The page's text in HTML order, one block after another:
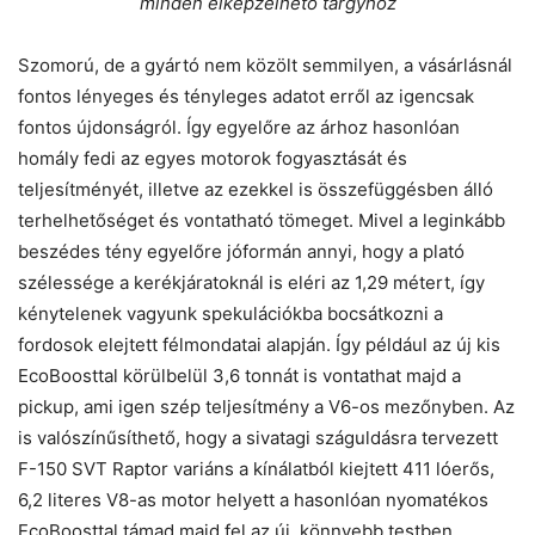
Szomorú, de a gyártó nem közölt semmilyen, a vásárlásnál
fontos lényeges és tényleges adatot erről az igencsak
fontos újdonságról. Így egyelőre az árhoz hasonlóan
homály fedi az egyes motorok fogyasztását és
teljesítményét, illetve az ezekkel is összefüggésben álló
terhelhetőséget és vontatható tömeget. Mivel a leginkább
beszédes tény egyelőre jóformán annyi, hogy a plató
szélessége a kerékjáratoknál is eléri az 1,29 métert, így
kénytelenek vagyunk spekulációkba bocsátkozni a
fordosok elejtett félmondatai alapján. Így például az új kis
EcoBoosttal körülbelül 3,6 tonnát is vontathat majd a
pickup, ami igen szép teljesítmény a V6-os mezőnyben. Az
is valószínűsíthető, hogy a sivatagi száguldásra tervezett
F-150 SVT Raptor variáns a kínálatból kiejtett 411 lóerős,
6,2 literes V8-as motor helyett a hasonlóan nyomatékos